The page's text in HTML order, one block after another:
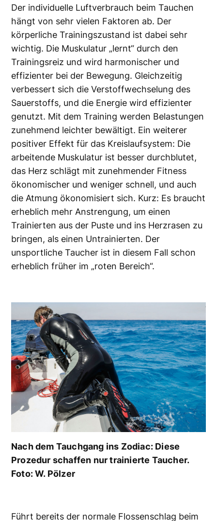
Der individuelle Luftverbrauch beim Tauchen
hängt von sehr vielen Faktoren ab. Der
körperliche Trainingszustand ist dabei sehr
wichtig. Die Muskulatur „lernt“ durch den
Trainingsreiz und wird harmonischer und
effizienter bei der Bewegung. Gleichzeitig
verbessert sich die Verstoffwechselung des
Sauerstoffs, und die Energie wird effizienter
genutzt. Mit dem Training werden Belastungen
zunehmend leichter bewältigt. Ein weiterer
positiver Effekt für das Kreislaufsystem: Die
arbeitende Muskulatur ist besser durchblutet,
das Herz schlägt mit zunehmender Fitness
ökonomischer und weniger schnell, und auch
die Atmung ökonomisiert sich. Kurz: Es braucht
erheblich mehr Anstrengung, um einen
Trainierten aus der Puste und ins Herzrasen zu
bringen, als einen Untrainierten. Der
unsportliche Taucher ist in diesem Fall schon
erheblich früher im „roten Bereich“.
Nach dem Tauchgang ins Zodiac: Diese
Prozedur schaffen nur trainierte Taucher.
Foto: W. Pölzer
Führt bereits der normale Flossenschlag beim